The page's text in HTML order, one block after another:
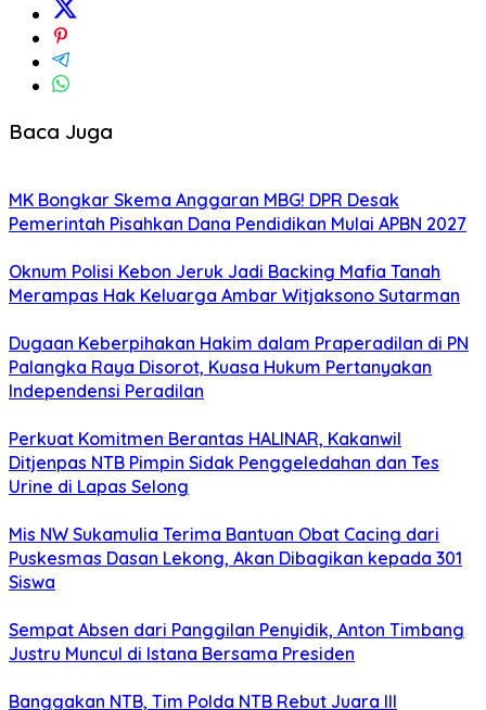
Baca Juga
MK Bongkar Skema Anggaran MBG! DPR Desak
Pemerintah Pisahkan Dana Pendidikan Mulai APBN 2027
Oknum Polisi Kebon Jeruk Jadi Backing Mafia Tanah
Merampas Hak Keluarga Ambar Witjaksono Sutarman
Dugaan Keberpihakan Hakim dalam Praperadilan di PN
Palangka Raya Disorot, Kuasa Hukum Pertanyakan
Independensi Peradilan
Perkuat Komitmen Berantas HALINAR, Kakanwil
Ditjenpas NTB Pimpin Sidak Penggeledahan dan Tes
Urine di Lapas Selong
Mis NW Sukamulia Terima Bantuan Obat Cacing dari
Puskesmas Dasan Lekong, Akan Dibagikan kepada 301
Siswa
Sempat Absen dari Panggilan Penyidik, Anton Timbang
Justru Muncul di Istana Bersama Presiden
Banggakan NTB, Tim Polda NTB Rebut Juara III